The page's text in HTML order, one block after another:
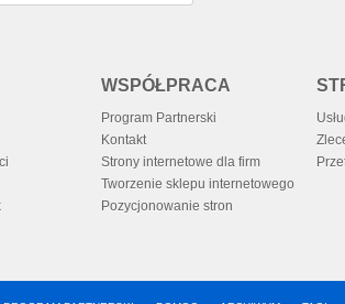
WSPÓŁPRACA
Program Partnerski
Kontakt
Strony internetowe dla firm
Tworzenie sklepu internetowego
Pozycjonowanie stron